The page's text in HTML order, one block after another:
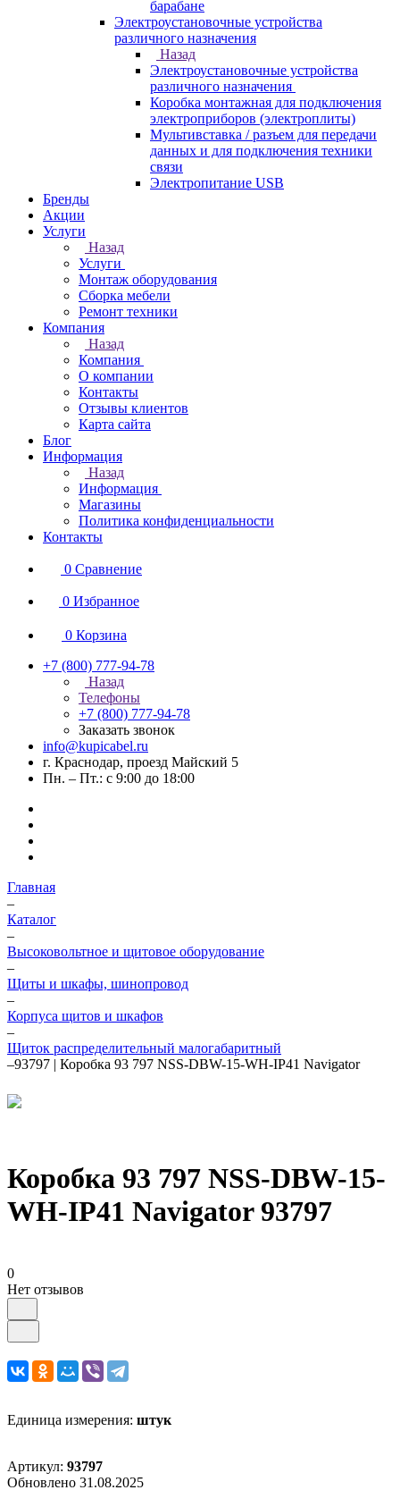
барабане
Электроустановочные устройства
различного назначения
Назад
Электроустановочные устройства
различного назначения
Коробка монтажная для подключения
электроприборов (электроплиты)
Мультивставка / разъем для передачи
данных и для подключения техники
связи
Электропитание USB
Бренды
Акции
Услуги
Назад
Услуги
Монтаж оборудования
Сборка мебели
Ремонт техники
Компания
Назад
Компания
О компании
Контакты
Отзывы клиентов
Карта сайта
Блог
Информация
Назад
Информация
Магазины
Политика конфиденциальности
Контакты
0 Сравнение
0 Избранное
0 Корзина
+7 (800) 777-94-78
Назад
Телефоны
+7 (800) 777-94-78
Заказать звонок
info@kupicabel.ru
г. Краснодар, проезд Майский 5
Пн. – Пт.: с 9:00 до 18:00
Главная
–
Каталог
–
Высоковольтное и щитовое оборудование
–
Щиты и шкафы, шинопровод
–
Корпуса щитов и шкафов
–
Щиток распределительный малогабаритный
–93797 | Коробка 93 797 NSS-DBW-15-WH-IP41 Navigator
Коробка 93 797 NSS-DBW-15-
WH-IP41 Navigator 93797
0
Нет отзывов
Единица измерения: штук
Артикул: 93797
Обновлено 31.08.2025